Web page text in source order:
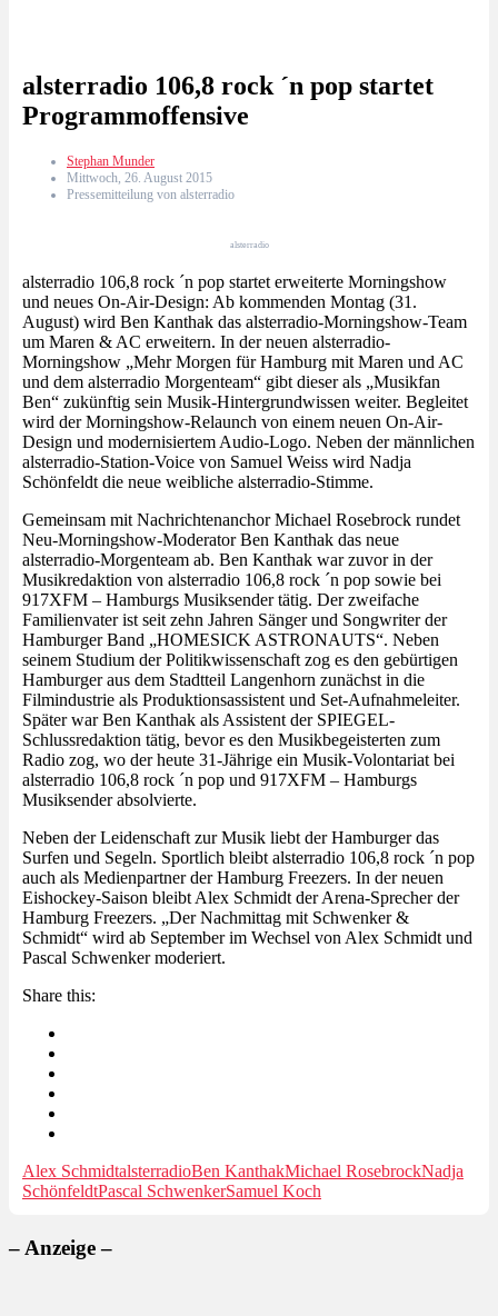
alsterradio 106,8 rock ´n pop startet
Programmoffensive
Stephan Munder
Mittwoch, 26. August 2015
Pressemitteilung von alsterradio
alsterradio
alsterradio 106,8 rock ´n pop startet erweiterte Morningshow
und neues On-Air-Design: Ab kommenden Montag (31.
August) wird Ben Kanthak das alsterradio-Morningshow-Team
um Maren & AC erweitern. In der neuen alsterradio-
Morningshow „Mehr Morgen für Hamburg mit Maren und AC
und dem alsterradio Morgenteam“ gibt dieser als „Musikfan
Ben“ zukünftig sein Musik-Hintergrundwissen weiter. Begleitet
wird der Morningshow-Relaunch von einem neuen On-Air-
Design und modernisiertem Audio-Logo. Neben der männlichen
alsterradio-Station-Voice von Samuel Weiss wird Nadja
Schönfeldt die neue weibliche alsterradio-Stimme.
Gemeinsam mit Nachrichtenanchor Michael Rosebrock rundet
Neu-Morningshow-Moderator Ben Kanthak das neue
alsterradio-Morgenteam ab. Ben Kanthak war zuvor in der
Musikredaktion von alsterradio 106,8 rock ´n pop sowie bei
917XFM – Hamburgs Musiksender tätig. Der zweifache
Familienvater ist seit zehn Jahren Sänger und Songwriter der
Hamburger Band „HOMESICK ASTRONAUTS“. Neben
seinem Studium der Politikwissenschaft zog es den gebürtigen
Hamburger aus dem Stadtteil Langenhorn zunächst in die
Filmindustrie als Produktionsassistent und Set-Aufnahmeleiter.
Später war Ben Kanthak als Assistent der SPIEGEL-
Schlussredaktion tätig, bevor es den Musikbegeisterten zum
Radio zog, wo der heute 31-Jährige ein Musik-Volontariat bei
alsterradio 106,8 rock ´n pop und 917XFM – Hamburgs
Musiksender absolvierte.
Neben der Leidenschaft zur Musik liebt der Hamburger das
Surfen und Segeln. Sportlich bleibt alsterradio 106,8 rock ´n pop
auch als Medienpartner der Hamburg Freezers. In der neuen
Eishockey-Saison bleibt Alex Schmidt der Arena-Sprecher der
Hamburg Freezers. „Der Nachmittag mit Schwenker &
Schmidt“ wird ab September im Wechsel von Alex Schmidt und
Pascal Schwenker moderiert.
Share this:
Alex SchmidtalsterradioBen KanthakMichael RosebrockNadja
SchönfeldtPascal SchwenkerSamuel Koch
– Anzeige –